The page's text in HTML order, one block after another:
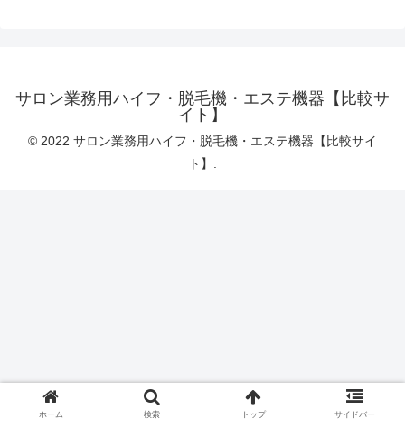
サロン業務用ハイフ・脱毛機・エステ機器【比較サ
イト】
© 2022 サロン業務用ハイフ・脱毛機・エステ機器【比較サイ
ト】.
ホーム 検索 トップ サイドバー